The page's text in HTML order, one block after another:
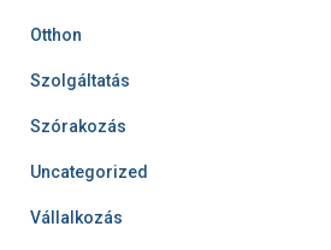
Otthon
Szolgáltatás
Szórakozás
Uncategorized
Vállalkozás